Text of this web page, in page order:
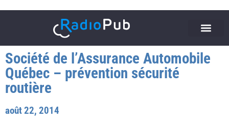
Société de l’Assurance Automobile
Québec – prévention sécurité
routière
août 22, 2014